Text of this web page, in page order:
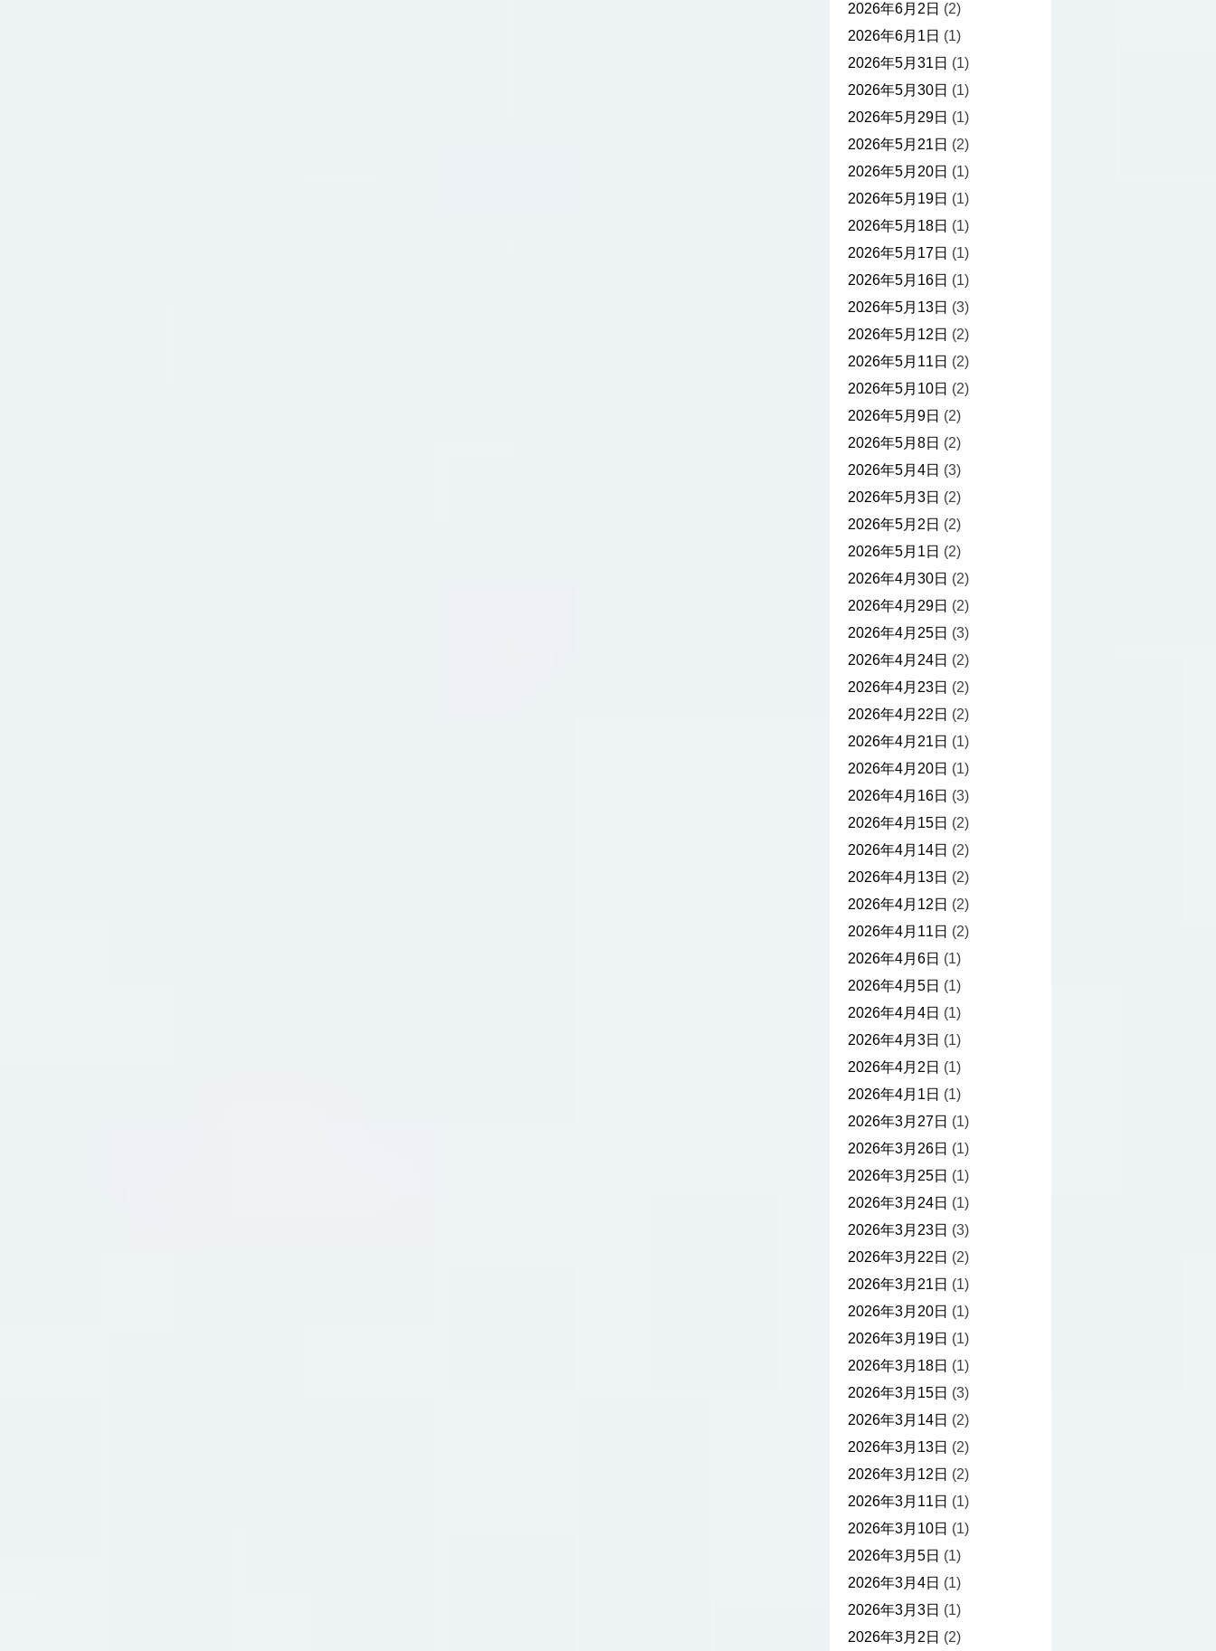
2026年6月2日 (2)
2026年6月1日 (1)
2026年5月31日 (1)
2026年5月30日 (1)
2026年5月29日 (1)
2026年5月21日 (2)
2026年5月20日 (1)
2026年5月19日 (1)
2026年5月18日 (1)
2026年5月17日 (1)
2026年5月16日 (1)
2026年5月13日 (3)
2026年5月12日 (2)
2026年5月11日 (2)
2026年5月10日 (2)
2026年5月9日 (2)
2026年5月8日 (2)
2026年5月4日 (3)
2026年5月3日 (2)
2026年5月2日 (2)
2026年5月1日 (2)
2026年4月30日 (2)
2026年4月29日 (2)
2026年4月25日 (3)
2026年4月24日 (2)
2026年4月23日 (2)
2026年4月22日 (2)
2026年4月21日 (1)
2026年4月20日 (1)
2026年4月16日 (3)
2026年4月15日 (2)
2026年4月14日 (2)
2026年4月13日 (2)
2026年4月12日 (2)
2026年4月11日 (2)
2026年4月6日 (1)
2026年4月5日 (1)
2026年4月4日 (1)
2026年4月3日 (1)
2026年4月2日 (1)
2026年4月1日 (1)
2026年3月27日 (1)
2026年3月26日 (1)
2026年3月25日 (1)
2026年3月24日 (1)
2026年3月23日 (3)
2026年3月22日 (2)
2026年3月21日 (1)
2026年3月20日 (1)
2026年3月19日 (1)
2026年3月18日 (1)
2026年3月15日 (3)
2026年3月14日 (2)
2026年3月13日 (2)
2026年3月12日 (2)
2026年3月11日 (1)
2026年3月10日 (1)
2026年3月5日 (1)
2026年3月4日 (1)
2026年3月3日 (1)
2026年3月2日 (2)